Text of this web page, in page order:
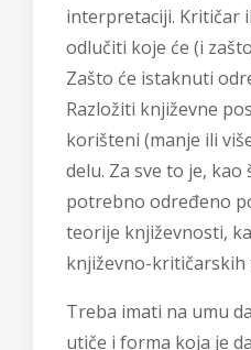
interpretaciji. Kritičar
odlučiti koje će (i
Zašto će istaknuti
Razložiti književne
korišteni (manje ili
delu. Za sve to je, kao
potrebno određeno
teorije književnosti,
književno-kritičarskih
Treba imati na umu
utiče i forma koja je